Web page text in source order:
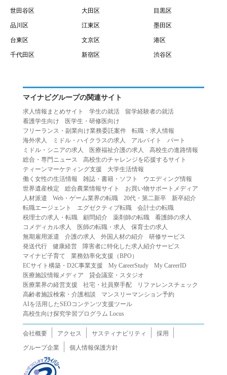
１２.「キャンセル」とは、賃貸借契約締結後から契約期間
開始日前までに、利用者が賃貸借契約を解除することを意
味します。
１３.「中途解約」とは、賃貸借契約期間の途中で、利用者
１.利用者は、本サービスを利用する上で次の各号に定める
とします。
（１）重複、虚偽の情報、または自己以外の情報を登録す
る行為
（２）第三者になりすまして本サービスを利用する行為
（３）当社または第三者の著作権等の知的財産権、プライ
バシー、その他の権利を侵害する行為
（４）当社または第三者を誹謗中傷する行為
（５）当社または第三者に不利益を与える行為
（６）営利を目的とした行為
（７）政治・選挙・宗教活動またはそれらに類する行為
（８）本サービスの運営を妨害する行為
（９）法令違反、犯罪行為、または公序良俗に反する行為
（１０）暴力的な要求行為、または法的な責任を超えた不
当な要求行為
（１１）その他当社が不適切であると判断する行為
２.当社は、前項の定めに該当する行為を行った利用者に対
の提供を停止または中断することができるものとします。
第５条（免責）
１.当社は、本サービスの利用（これらに伴う当社または第
三者の情報提供行為等を含みます）により、利用者に生じ
世田谷区 大田区 目黒区
品川区 江東区 墨田区
台東区 文京区 港区
千代田区 新宿区 渋谷区
マイナビグループの関連サイト
求人情報まとめサイト 学生の就活
留学経験者の就活
看護学生向け
医学生・研修医向け
フリーランス・副業向け業務委託案件
転職・求人情報
海外求人
ミドル・ハイクラスの求人 アルバイト
パート
ミドル・シニアの求人
医療福祉介護の求人
高校生の進路情報
総合・専門ニュース
高校生のチャレンジを応援するサイト
ティーンマーケティング支援
大学生活情報
働く女性の生活情報
雑誌・書籍・ソフト
ウエディング情報
世界遺産検定
総合農業情報サイト
お買い物サポートメディア
人材派遣
Web・ゲーム業界の転職 20代・第二新卒
新卒紹介
転職エージェント
エグゼクティブ転職
会計士の転職
税理士の求人・転職
顧問紹介 薬剤師の転職
看護師の求人
コメディカル求人
医師の転職・求人
保育士の求人
無期雇用派遣
介護の求人 外国人材の紹介
研修サービス
発送代行
健康経営
障害者に特化した求人紹介サービス
マイナビ子育て
業務効率化支援（BPO）
ECサイト構築・D2C事業支援
My CareerStudy
My CareerID
医療施設情報メディア
貸会議室・スタジオ
医療業界の経営支援
社宅・社員寮手配
リファレンスチェック
高齢者施設検索・介護相談
マンスリーマンション予約
AIを活用したSEOコンテンツ支援ツール
高校生向け探究学習プログラム Locus
会社概要 アクセス サスティナビリティ
採用
グループ企業
個人情報保護方針